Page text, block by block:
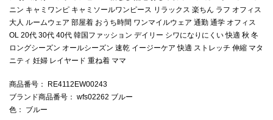
ニン キャミワンピ キャミソールワンピース リラックス 楽ちん ラフ オフィス
大人 ルームウェア 部屋着 おうち時間 ワンマイルウェア 通勤 通学 オフィス
OL 20代 30代 40代 韓国ファッション デイリー シワになりにくい 快適 秋 冬
ロングシーズン オールシーズン 速乾 イージーケア 快適 ストレッチ 伸縮 マタ
ニティ 妊婦 レイヤード 重ね着 ママ
商品番号 ： RE4112EW00243
ブランド商品番号 ： wfs02262 ブルー
色 ： ブルー